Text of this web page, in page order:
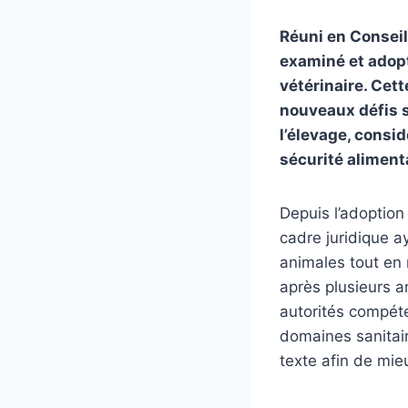
Réuni en
examiné et
vétérinaire.
nouveaux défis
l’élevage,
sécurité
Depuis
cadre juridique
animales tout
après plusieurs
autorités
domaines
texte afin de